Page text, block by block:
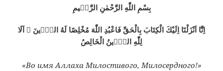
بِسْمِ اللّٰهِ الرَّحْمٰنِ الرَّحٖيمِ
اِنَّٓا اَنْزَلْنَٓا اِلَيْكَ الْكِتَابَ بِالْحَقِّ فَاعْبُدِ اللّٰهَ مُخْلِصًا لَهُ الدّٖينَ ۞ اَلَا
لِلّٰهِ الدّٖينُ الْخَالِصُ
«Во имя Аллаха Милостивого, Милосердного!»